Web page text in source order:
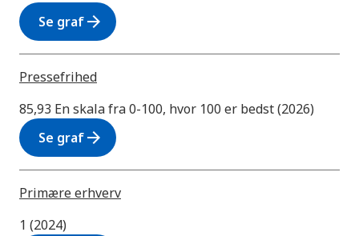
Se grafarrow_forward
Pressefrihed
85,93 En skala fra 0-100, hvor 100 er bedst (2026)
Se grafarrow_forward
Primære erhverv
1 (2024)